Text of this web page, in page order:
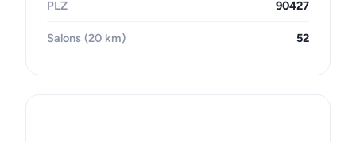
PLZ 90427
Salons (20 km) 52